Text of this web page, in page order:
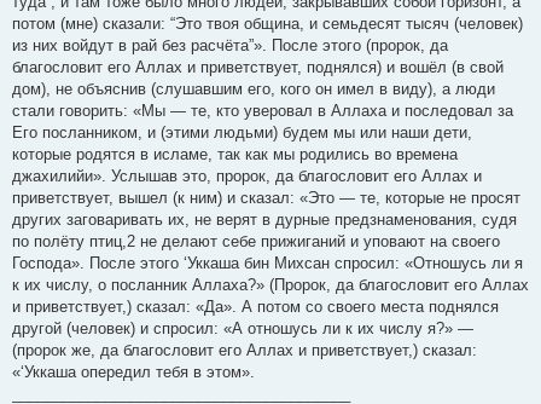
потом (мне) сказали: “Это твоя община, и семьдесят тысяч (человек)
из них войдут в рай без расчёта”». После этого (пророк, да
благословит его Аллах и приветствует, поднялся) и вошёл (в свой
дом), не объяснив (слушавшим его, кого он имел в виду), а люди
стали говорить: «Мы — те, кто уверовал в Аллаха и последовал за
Его посланником, и (этими людьми) будем мы или наши дети,
которые родятся в исламе, так как мы родились во времена
джахилийи». Услышав это, пророк, да благословит его Аллах и
приветствует, вышел (к ним) и сказал: «Это — те, которые не просят
других заговаривать их, не верят в дурные предзнаменования, судя
по полёту птиц,2 не делают себе прижиганий и уповают на своего
Господа». После этого ‘Уккaша бин Михсан спросил: «Отношусь ли я
к их числу, о посланник Аллаха?» (Пророк, да благословит его Аллах
и приветствует,) сказал: «Да». А потом со своего места поднялся
другой (человек) и спросил: «А отношусь ли к их числу я?» —
(пророк же, да благословит его Аллах и приветствует,) сказал:
«‘Уккaша опередил тебя в этом».